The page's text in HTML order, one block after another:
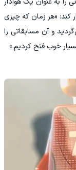
کند: «هر زمان که چیزی
و آن مسابقاتی را
خوب فتح کردیم.»